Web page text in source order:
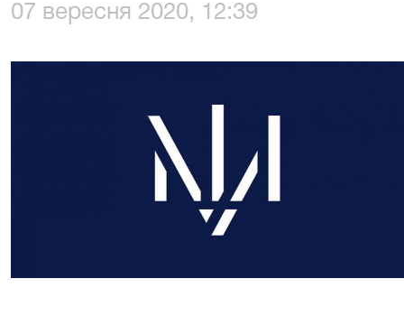
07 вересня 2020, 12:39